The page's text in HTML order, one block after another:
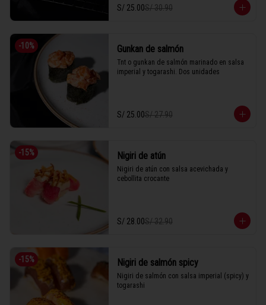
S/ 25.00S/ 30.90
-10% Gunkan de salmón
Tnt o gunkan de salmón marinado en salsa
imperial y togarashi. Dos unidades
S/ 25.00S/ 27.90
-15% Nigiri de atún
Nigiri de atún con salsa acevichada y
cebollita crocante
S/ 28.00S/ 32.90
-15% Nigiri de salmón spicy
Nigiri de salmón con salsa imperial (spicy) y
togarashi